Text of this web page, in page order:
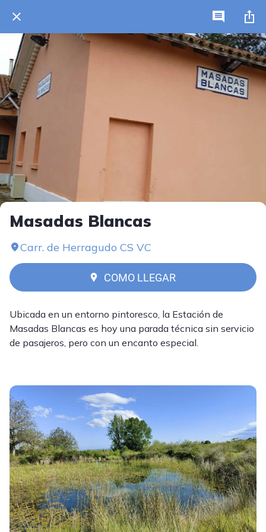
Masadas Blancas
Carr. de Herragudo CS VC
COMO LLEGAR
Ubicada en un entorno pintoresco, la Estación de
Masadas Blancas es hoy una parada técnica sin servicio
de pasajeros, pero con un encanto especial.